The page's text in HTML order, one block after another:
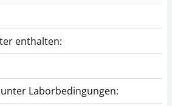
enthalten:
Laborbedingungen: